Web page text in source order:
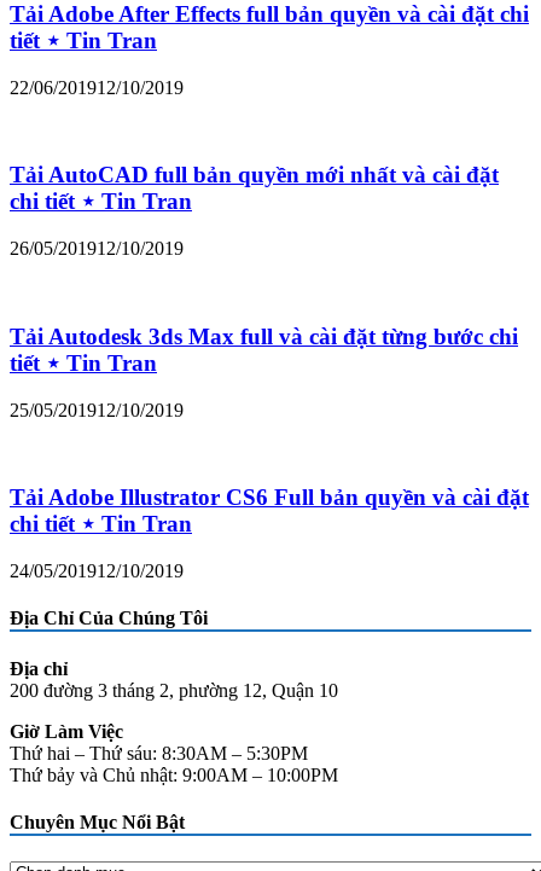
Tải Adobe After Effects full bản quyền và cài đặt chi
tiết ⋆ Tin Tran
22/06/201912/10/2019
Tải AutoCAD full bản quyền mới nhất và cài đặt
chi tiết ⋆ Tin Tran
26/05/201912/10/2019
Tải Autodesk 3ds Max full và cài đặt từng bước chi
tiết ⋆ Tin Tran
25/05/201912/10/2019
Tải Adobe Illustrator CS6 Full bản quyền và cài đặt
chi tiết ⋆ Tin Tran
24/05/201912/10/2019
Địa Chỉ Của Chúng Tôi
Địa chỉ
200 đường 3 tháng 2, phường 12, Quận 10
Giờ Làm Việc
Thứ hai – Thứ sáu: 8:30AM – 5:30PM
Thứ bảy và Chủ nhật: 9:00AM – 10:00PM
Chuyên Mục Nổi Bật